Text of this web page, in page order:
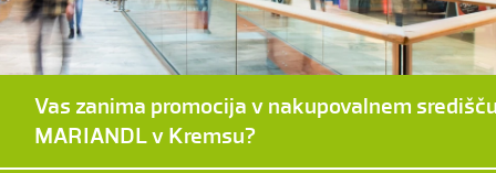
Vas zanima promocija v nakupovalnem
MARIANDL v Kremsu?